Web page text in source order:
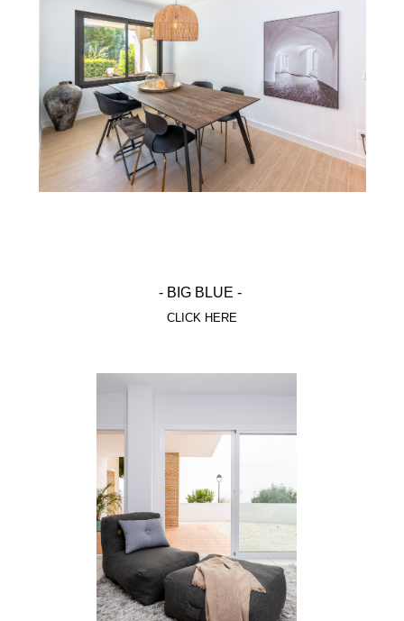
- BIG BLUE -
CLICK HERE